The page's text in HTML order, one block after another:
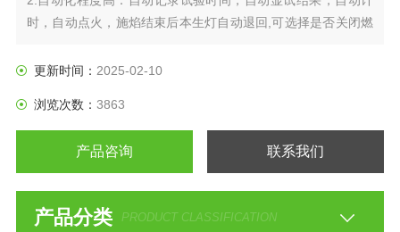
时，自动点火，施焰结束后本生灯自动退回,可选择是否关闭燃
更新时间： 2025-02-10
浏览次数： 3863
产品咨询 联系我们
产品分类 PRODUCT CLASSIFICATION